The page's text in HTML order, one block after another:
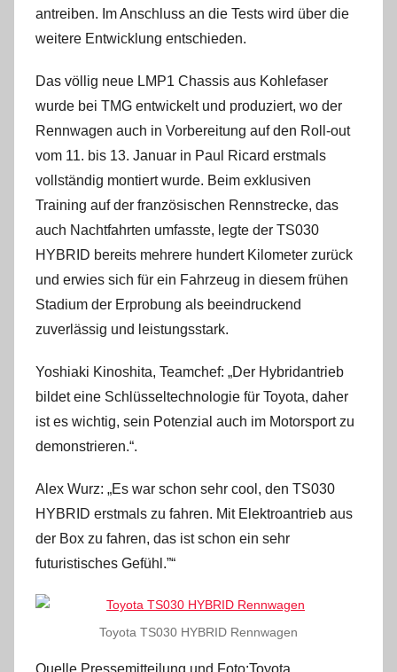
antreiben. Im Anschluss an die Tests wird über die
weitere Entwicklung entschieden.
Das völlig neue LMP1 Chassis aus Kohlefaser
wurde bei TMG entwickelt und produziert, wo der
Rennwagen auch in Vorbereitung auf den Roll-out
vom 11. bis 13. Januar in Paul Ricard erstmals
vollständig montiert wurde. Beim exklusiven
Training auf der französischen Rennstrecke, das
auch Nachtfahrten umfasste, legte der TS030
HYBRID bereits mehrere hundert Kilometer zurück
und erwies sich für ein Fahrzeug in diesem frühen
Stadium der Erprobung als beeindruckend
zuverlässig und leistungsstark.
Yoshiaki Kinoshita, Teamchef: „Der Hybridantrieb
bildet eine Schlüsseltechnologie für Toyota, daher
ist es wichtig, sein Potenzial auch im Motorsport zu
demonstrieren.“.
Alex Wurz: „Es war schon sehr cool, den TS030
HYBRID erstmals zu fahren. Mit Elektroantrieb aus
der Box zu fahren, das ist schon ein sehr
futuristisches Gefühl.”“
Toyota TS030 HYBRID Rennwagen
Quelle Pressemitteilung und Foto:Toyota